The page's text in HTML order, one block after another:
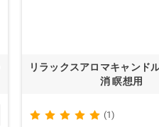
リラックスアロマキャンド
消 瞑想用
(1)